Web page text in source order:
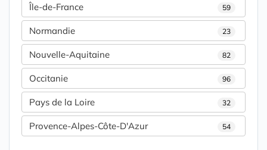
Île-de-France 59
Normandie 23
Nouvelle-Aquitaine 82
Occitanie 96
Pays de la Loire 32
Provence-Alpes-Côte-D'Azur 54